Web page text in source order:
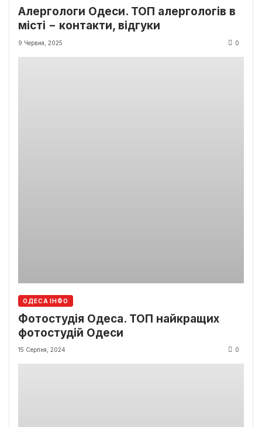
Алергологи Одеси. ТОП алергологів в
місті − контакти, відгуки
9 Червня, 2025 0
ОДЕСА ІНФО
Фотостудія Одеса. ТОП найкращих
фотостудій Одеси
15 Серпня, 2024 0